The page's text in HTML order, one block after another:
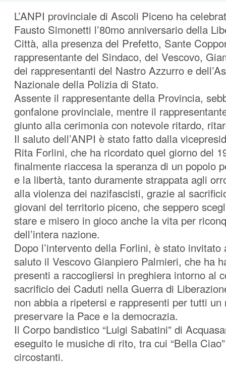
L’ANPI provinciale di Ascoli Piceno ha
Fausto Simonetti l’80mo anniversario della
Città, alla presenza del Prefetto, Sante
rappresentante del Sindaco, del Vescovo,
dei rappresentanti del Nastro Azzurro e
Nazionale della Polizia di Stato.
Assente il rappresentante della Provincia,
gonfalone provinciale, mentre il
giunto alla cerimonia con notevole ritardo,
Il saluto dell’ANPI è stato fatto dalla
Rita Forlini, che ha ricordato quel giorno del
finalmente riaccesa la speranza di un popolo
e la libertà, tanto duramente strappata agli
alla violenza dei nazifascisti, grazie al
giovani del territorio piceno, che seppero
stare e misero in gioco anche la vita per
dell’intera nazione.
Dopo l’intervento della Forlini, è stato invitato
saluto il Vescovo Gianpiero Palmieri, che ha
presenti a raccogliersi in preghiera intorno al
sacrificio dei Caduti nella Guerra di
non abbia a ripetersi e rappresenti per tutti un
preservare la Pace e la democrazia.
Il Corpo bandistico “Luigi Sabatini” di
eseguito le musiche di rito, tra cui “Bella
circostanti.